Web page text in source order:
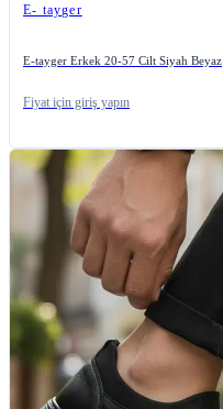
E- tayger
E-tayger Erkek 20-57 Cilt Siyah Beyaz
Fiyat için giriş yapın